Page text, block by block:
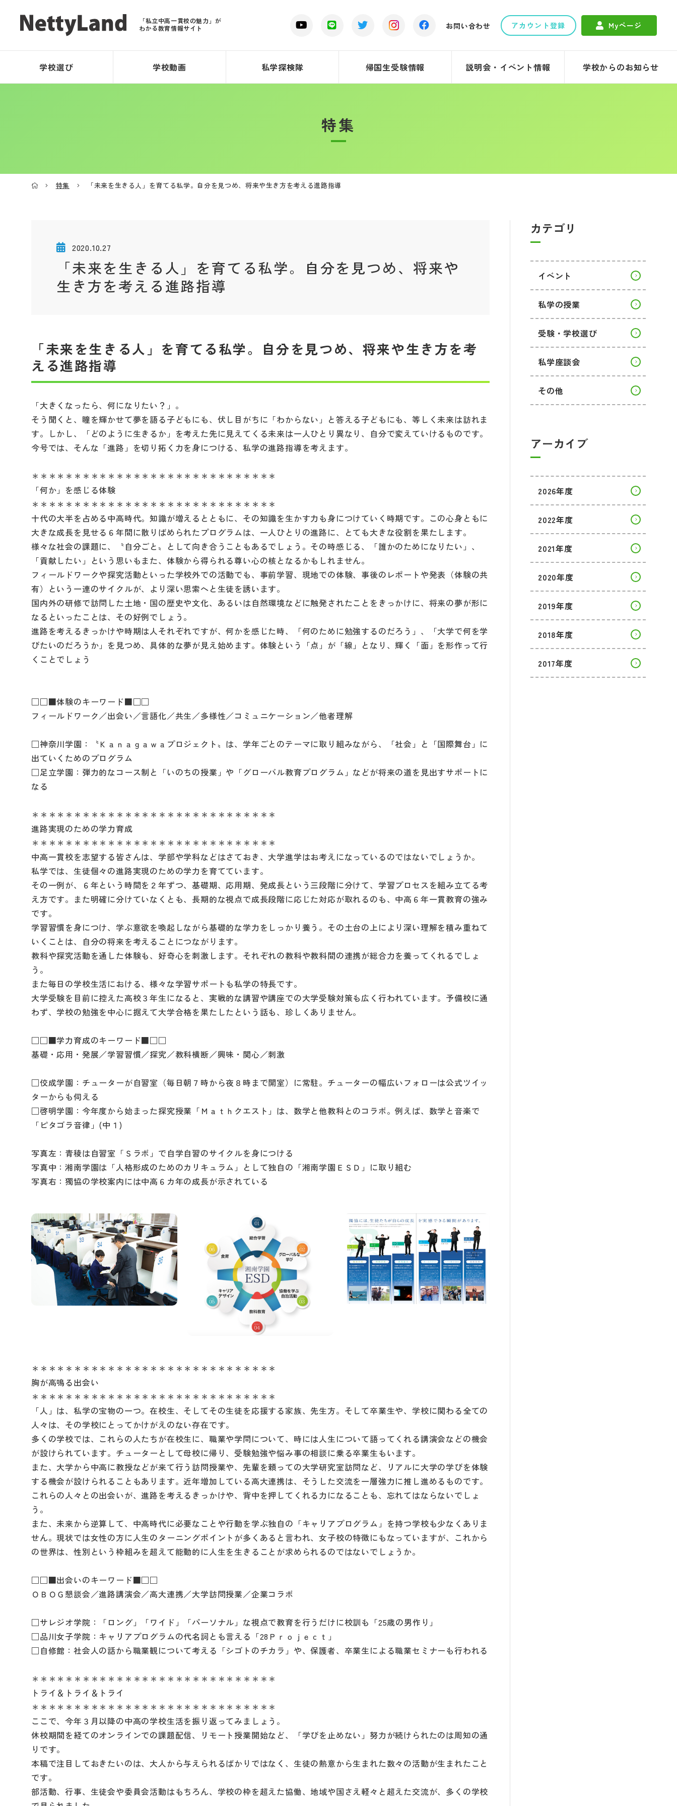
「私立中高一貫校の魅力」が
わかる教育情報サイト
お問い合わせ アカウント登録 Myページ
学校選び 学校動画 私学探検隊 帰国生受験情報 説明会・イベント情報 学校からのお知らせ
特集
特集 「未来を生きる人」を育てる私学。自分を見つめ、将来や生き方を考える進路指導
2020.10.27
「未来を生きる人」を育てる私学。自分を見つめ、将来や
生き方を考える進路指導
「未来を生きる人」を育てる私学。自分を見つめ、将来や生き方を考
える進路指導
「大きくなったら、何になりたい？」。
そう聞くと、瞳を輝かせて夢を語る子どもにも、伏し目がちに「わからない」と答える子どもにも、等しく未来は訪れま
す。しかし、「どのように生きるか」を考えた先に見えてくる未来は一人ひとり異なり、自分で変えていけるものです。
今号では、そんな「進路」を切り拓く力を身につける、私学の進路指導を考えます。
＊＊＊＊＊＊＊＊＊＊＊＊＊＊＊＊＊＊＊＊＊＊＊＊＊＊＊＊＊
「何か」を感じる体験
＊＊＊＊＊＊＊＊＊＊＊＊＊＊＊＊＊＊＊＊＊＊＊＊＊＊＊＊＊
十代の大半を占める中高時代。知識が増えるとともに、その知識を生かす力も身につけていく時期です。この心身ともに
大きな成長を見せる６年間に散りばめられたプログラムは、一人ひとりの進路に、とても大きな役割を果たします。
様々な社会の課題に、〝自分ごと〟として向き合うこともあるでしょう。その時感じる、「誰かのためになりたい」、
「貢献したい」という思いもまた、体験から得られる尊い心の核となるかもしれません。
フィールドワークや探究活動といった学校外での活動でも、事前学習、現地での体験、事後のレポートや発表（体験の共
有）という一連のサイクルが、より深い思索へと生徒を誘います。
国内外の研修で訪問した土地・国の歴史や文化、あるいは自然環境などに触発されたことをきっかけに、将来の夢が形に
なるといったことは、その好例でしょう。
進路を考えるきっかけや時期は人それぞれですが、何かを感じた時、「何のために勉強するのだろう」、「大学で何を学
びたいのだろうか」を見つめ、具体的な夢が見え始めます。体験という「点」が「線」となり、輝く「面」を形作って行
くことでしょう
□□■体験のキーワード■□□
フィールドワーク／出会い／言語化／共生／多様性／コミュニケーション／他者理解
□神奈川学園：〝Ｋａｎａｇａｗａプロジェクト〟は、学年ごとのテーマに取り組みながら、「社会」と「国際舞台」に
出ていくためのプログラム
□足立学園：弾力的なコース制と「いのちの授業」や「グローバル教育プログラム」などが将来の道を見出すサポートに
なる
＊＊＊＊＊＊＊＊＊＊＊＊＊＊＊＊＊＊＊＊＊＊＊＊＊＊＊＊＊
進路実現のための学力育成
＊＊＊＊＊＊＊＊＊＊＊＊＊＊＊＊＊＊＊＊＊＊＊＊＊＊＊＊＊
中高一貫校を志望する皆さんは、学部や学科などはさておき、大学進学はお考えになっているのではないでしょうか。
私学では、生徒個々の進路実現のための学力を育てています。
その一例が、６年という時間を２年ずつ、基礎期、応用期、発成長という三段階に分けて、学習プロセスを組み立てる考
え方です。また明確に分けていなくとも、長期的な視点で成長段階に応じた対応が取れるのも、中高６年一貫教育の強み
です。
学習習慣を身につけ、学ぶ意欲を喚起しながら基礎的な学力をしっかり養う。その土台の上により深い理解を積み重ねて
いくことは、自分の将来を考えることにつながります。
教科や探究活動を通した体験も、好奇心を刺激します。それぞれの教科や教科間の連携が総合力を養ってくれるでしょ
う。
また毎日の学校生活における、様々な学習サポートも私学の特長です。
大学受験を目前に控えた高校３年生になると、実戦的な講習や講座での大学受験対策も広く行われています。予備校に通
わず、学校の勉強を中心に据えて大学合格を果たしたという話も、珍しくありません。
□□■学力育成のキーワード■□□
基礎・応用・発展／学習習慣／探究／教科横断／興味・関心／刺激
□佼成学園：チューターが自習室（毎日朝７時から夜８時まで開室）に常駐。チューターの幅広いフォローは公式ツイッ
ターからも伺える
□啓明学園：今年度から始まった探究授業「Ｍａｔｈクエスト」は、数学と他教科とのコラボ。例えば、数学と音楽で
「ピタゴラ音律」(中１)
写真左：青稜は自習室「Ｓラボ」で自学自習のサイクルを身につける
写真中：湘南学園は「人格形成のためのカリキュラム」として独自の「湘南学園ＥＳＤ」に取り組む
写真右：獨協の学校案内には中高６カ年の成長が示されている
＊＊＊＊＊＊＊＊＊＊＊＊＊＊＊＊＊＊＊＊＊＊＊＊＊＊＊＊＊
胸が高鳴る出会い
＊＊＊＊＊＊＊＊＊＊＊＊＊＊＊＊＊＊＊＊＊＊＊＊＊＊＊＊＊
「人」は、私学の宝物の一つ。在校生、そしてその生徒を応援する家族、先生方。そして卒業生や、学校に関わる全ての
人々は、その学校にとってかけがえのない存在です。
多くの学校では、これらの人たちが在校生に、職業や学問について、時には人生について語ってくれる講演会などの機会
が設けられています。チューターとして母校に帰り、受験勉強や悩み事の相談に乗る卒業生もいます。
また、大学から中高に教授などが来て行う訪問授業や、先輩を頼っての大学研究室訪問など、リアルに大学の学びを体験
する機会が設けられることもあります。近年増加している高大連携は、そうした交流を一層強力に推し進めるものです。
これらの人々との出会いが、進路を考えるきっかけや、背中を押してくれる力になることも、忘れてはならないでしょ
う。
また、未来から逆算して、中高時代に必要なことや行動を学ぶ独自の「キャリアプログラム」を持つ学校も少なくありま
せん。現状では女性の方に人生のターニングポイントが多くあると言われ、女子校の特徴にもなっていますが、これから
の世界は、性別という枠組みを超えて能動的に人生を生きることが求められるのではないでしょうか。
□□■出会いのキーワード■□□
ＯＢＯＧ懇談会／進路講演会／高大連携／大学訪問授業／企業コラボ
□サレジオ学院：「ロング」「ワイド」「パーソナル」な視点で教育を行うだけに校訓も「25歳の男作り」
□品川女子学院：キャリアプログラムの代名詞とも言える「28Ｐｒｏｊｅｃｔ」
□自修館：社会人の話から職業観について考える「シゴトのチカラ」や、保護者、卒業生による職業セミナーも行われる
＊＊＊＊＊＊＊＊＊＊＊＊＊＊＊＊＊＊＊＊＊＊＊＊＊＊＊＊＊
トライ＆トライ＆トライ
＊＊＊＊＊＊＊＊＊＊＊＊＊＊＊＊＊＊＊＊＊＊＊＊＊＊＊＊＊
ここで、今年３月以降の中高の学校生活を振り返ってみましょう。
休校期間を経てのオンラインでの課題配信、リモート授業開始など、「学びを止めない」努力が続けられたのは周知の通
りです。
本稿で注目しておきたいのは、大人から与えられるばかりではなく、生徒の熱意から生まれた数々の活動が生まれたこと
です。
部活動、行事、生徒会や委員会活動はもちろん、学校の枠を超えた協働、地域や国さえ軽々と超えた交流が、多くの学校
カテゴリ
イベント
私学の授業
受験・学校選び
私学座談会
その他
アーカイブ
2026年度
2022年度
2021年度
2020年度
2019年度
2018年度
2017年度